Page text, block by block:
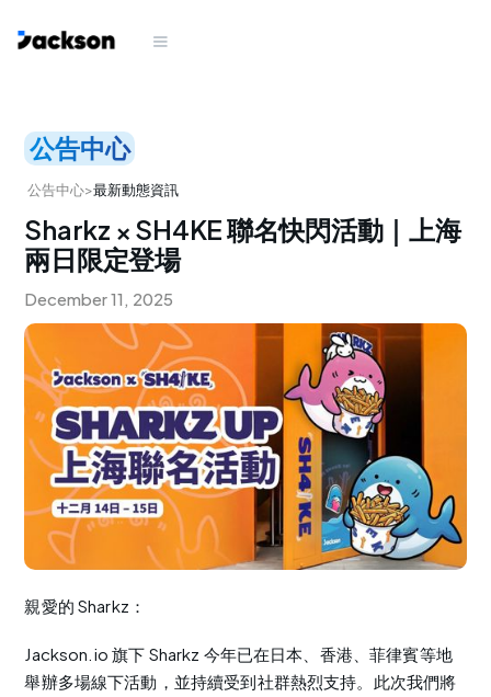
公告中心
公告中心>最新動態資訊
Sharkz × SH4KE 聯名快閃活動｜上海
兩日限定登場
December 11, 2025
親愛的 Sharkz：
Jackson.io 旗下 Sharkz 今年已在日本、香港、菲律賓等地
舉辦多場線下活動，並持續受到社群熱烈支持。此次我們將